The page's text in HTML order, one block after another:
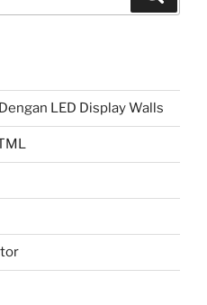
LED Display Walls